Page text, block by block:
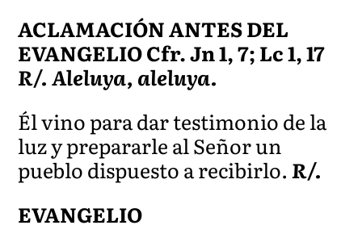
ACLAMACIÓN ANTES DEL
EVANGELIO Cfr. Jn 1, 7; Lc 1, 17
R/. Aleluya, aleluya.
Él vino para dar testimonio de la
luz y prepararle al Señor un
pueblo dispuesto a recibirlo.R/.
EVANGELIO